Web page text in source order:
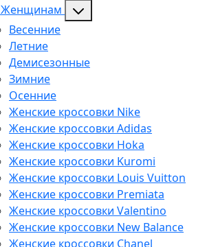
Женщинам
Весенние
Летние
Демисезонные
Зимние
Осенние
Женские кроссовки Nike
Женские кроссовки Adidas
Женские кроссовки Hoka
Женские кроссовки Kuromi
Женские кроссовки Louis Vuitton
Женские кроссовки Premiata
Женские кроссовки Valentino
Женские кроссовки New Balance
Женские кроссовки Chanel